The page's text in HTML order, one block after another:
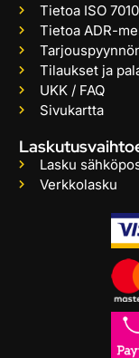
Tietoa ISO
Tietoa ADR-
Tilaukset ja
UKK / FAQ
Sivukartta
Lasku
Verkkolasku